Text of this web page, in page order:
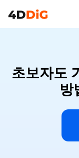
초보자도
방